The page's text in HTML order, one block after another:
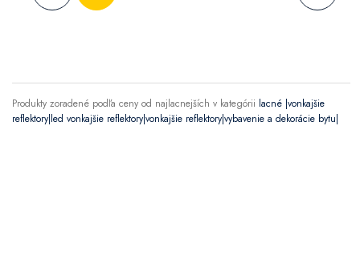
Produkty zoradené podľa ceny od najlacnejších v kategórii lacné |vonkajšie
reflektory|led vonkajšie reflektory|vonkajšie reflektory|vybavenie a dekorácie bytu|